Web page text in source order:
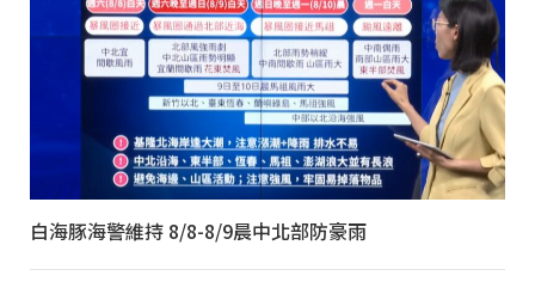
白海豚海警維持 8/8-8/9晨中北部防豪雨